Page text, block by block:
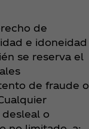
de
e idoneidad
se reserva el
de fraude o
o